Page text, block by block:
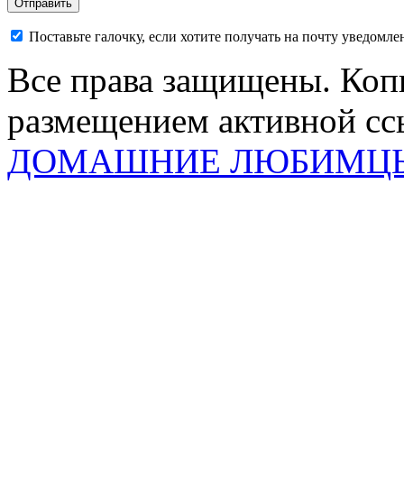
Поставьте галочку, если хотите получать на почту
Все права защищены.
размещением активной
ДОМАШНИЕ